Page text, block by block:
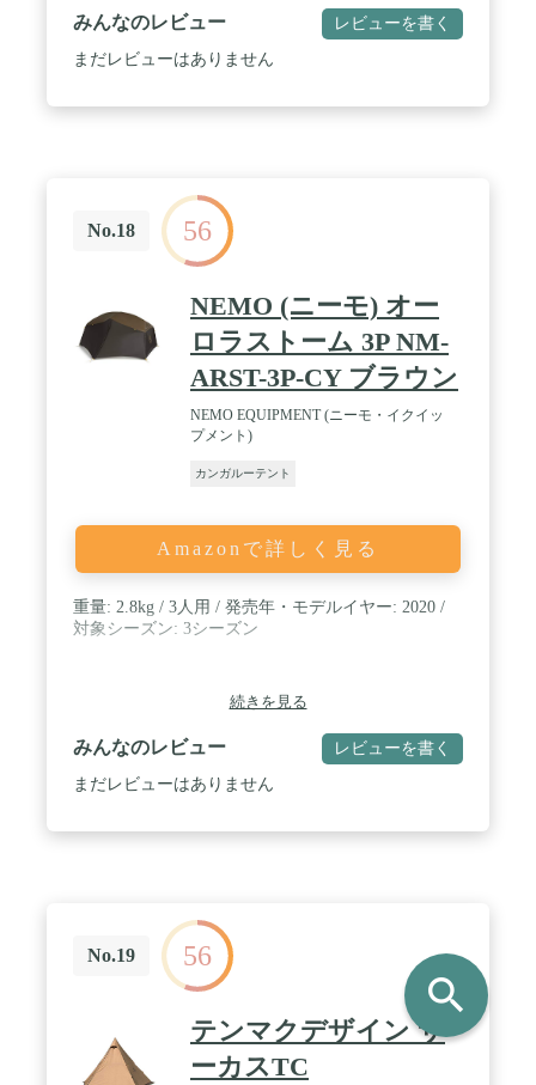
DWRコーティング、20D マイクロメッシュ、フロ
ア:70D ナイロンタフタ 耐水圧 3,000 ｍｍポリウレ
タン&DWRコーティング / ユニセックス大人 / 商品
みんなのレビュー レビューを書く
まだレビューはありません
No.18 56
NEMO (ニーモ) オー
ロラストーム 3P NM-
ARST-3P-CY ブラウン
NEMO EQUIPMENT (ニーモ・イクイッ
プメント)
カンガルーテント
Amazonで詳しく見る
重量: 2.8kg / 3人用 / 発売年・モデルイヤー: 2020 /
対象シーズン: 3シーズン
続きを見る
みんなのレビュー レビューを書く
まだレビューはありません
No.19 56
テンマクデザイン サ
ーカスTC
search